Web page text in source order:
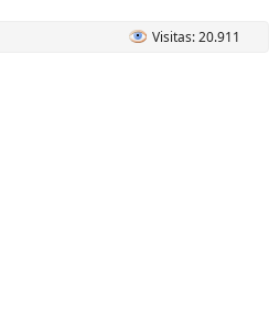
Visitas: 20.911